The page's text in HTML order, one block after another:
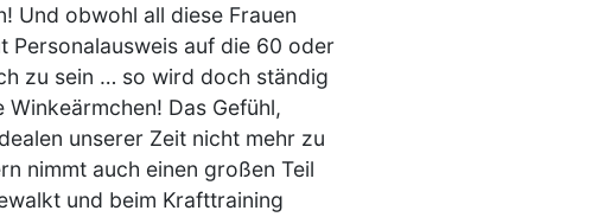
Und obwohl all diese Frauen
Personalausweis auf die 60 oder
zu sein … so wird doch ständig
Das Gefühl,
unserer Zeit nicht mehr zu
nimmt auch einen großen Teil
und beim Krafttraining